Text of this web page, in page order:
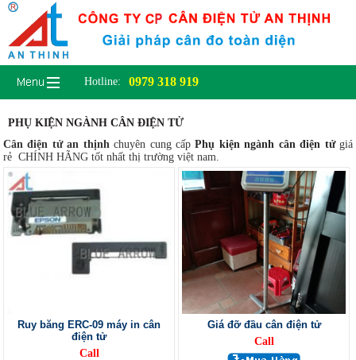
Hotline: 0979 318 919
PHỤ KIỆN NGÀNH CÂN ĐIỆN TỬ
Cân điện tử an thịnhchuyên cung cấpPhụ kiện ngành cân điện tửgiá
rẻ CHÍNH HÃNG tốt nhất thị trường việt nam.
Ruy băng ERC-09 máy in cân
điện tử
Call
Giá đỡ đầu cân điện tử
Call